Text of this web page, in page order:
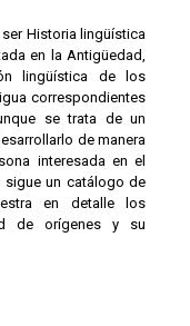
Historia lingüística
en la Antigüedad,
lingüística de los
correspondientes
se trata de un
de manera
interesada en el
sigue un catálogo de
en detalle los
de orígenes y su